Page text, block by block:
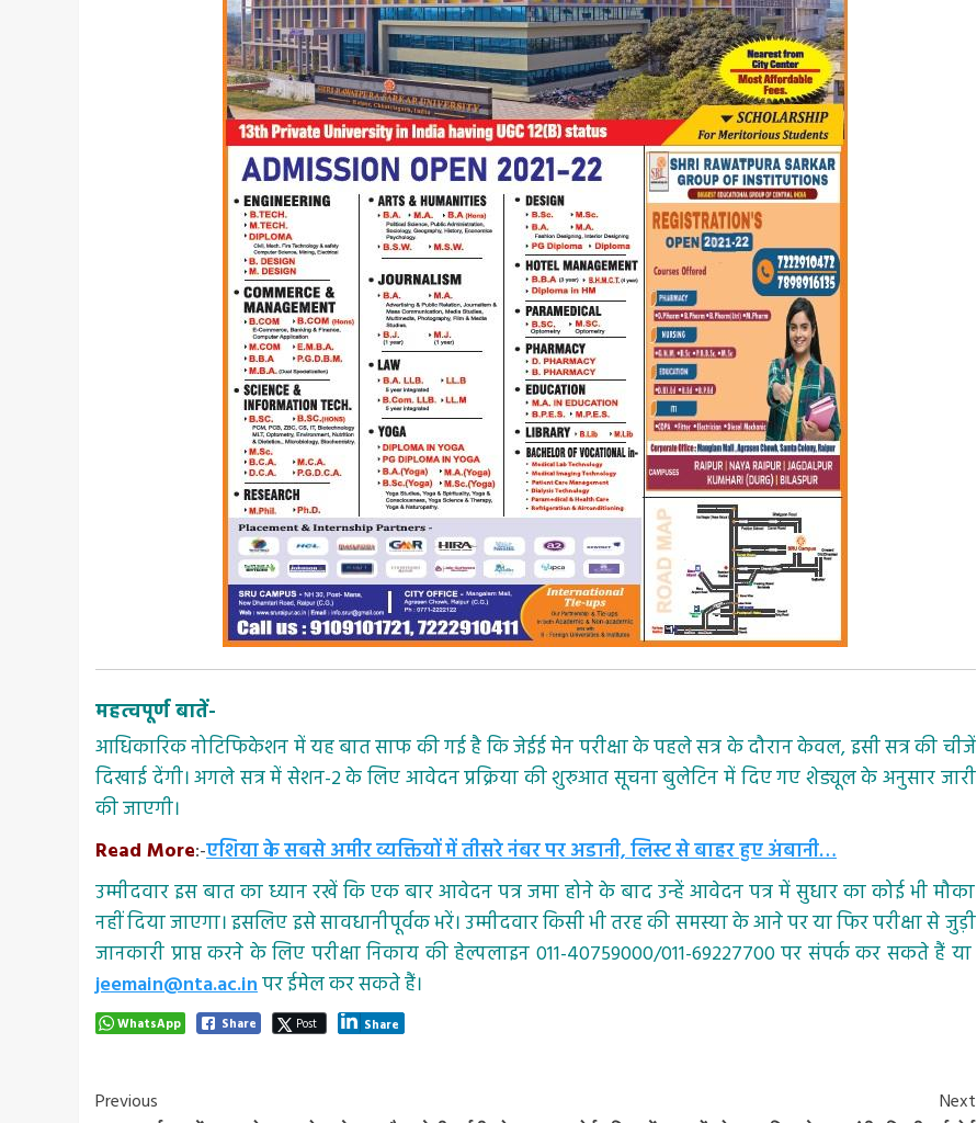
महत्वपूर्ण बातें-
आधिकारिक नोटिफिकेशन में यह बात साफ की गई है कि जेईई मेन परीक्षा के पहले सत्र के दौरान केवल, इसी सत्र की चीजें
दिखाई देंगी। अगले सत्र में सेशन-2 के लिए आवेदन प्रक्रिया की शुरुआत सूचना बुलेटिन में दिए गए शेड्यूल के अनुसार जारी
की जाएगी।
Read More:-एशिया के सबसे अमीर व्यक्तियों में तीसरे नंबर पर अडानी, लिस्ट से बाहर हुए अंबानी…
उम्मीदवार इस बात का ध्यान रखें कि एक बार आवेदन पत्र जमा होने के बाद उन्हें आवेदन पत्र में सुधार का कोई भी मौका
नहीं दिया जाएगा। इसलिए इसे सावधानीपूर्वक भरें। उम्मीदवार किसी भी तरह की समस्या के आने पर या फिर परीक्षा से जुड़ी
जानकारी प्राप्त करने के लिए परीक्षा निकाय की हेल्पलाइन 011-40759000/011-69227700 पर संपर्क कर सकते हैं या
jeemain@nta.ac.inपर ईमेल कर सकते हैं।
WhatsApp Share Post Share
Post
Previous Next